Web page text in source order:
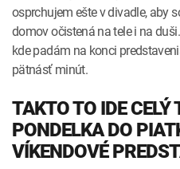
osprchujem ešte v divadle, aby
domov očistená na tele i na
kde padám na konci
pätnásť minút.
TAKTO TO IDE CELÝ
PONDELKA DO
VÍKENDOVÉ